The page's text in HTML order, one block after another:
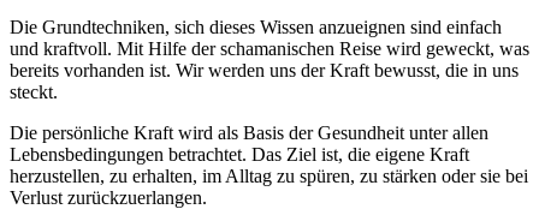
Die Grundtechniken, sich dieses Wissen anzueignen sind einfach
und kraftvoll. Mit Hilfe der schamanischen Reise wird geweckt, was
bereits vorhanden ist. Wir werden uns der Kraft bewusst, die in uns
steckt.
Die persönliche Kraft wird als Basis der Gesundheit unter allen
Lebensbedingungen betrachtet. Das Ziel ist, die eigene Kraft
herzustellen, zu erhalten, im Alltag zu spüren, zu stärken oder sie bei
Verlust zurückzuerlangen.